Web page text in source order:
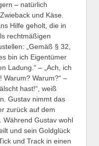
– natürlich
und Käse.
Hilfe geholt, die in
rechtmäßigen
„Gemäß § 32,
bin ich Eigentümer
Ladung.“ – „Ach, ich
Warum? Warum?“ –
hast!“, weiß
Gustav nimmt das
zurück auf dem
Während Gustav wohl
und sein Goldglück
und Track in einen